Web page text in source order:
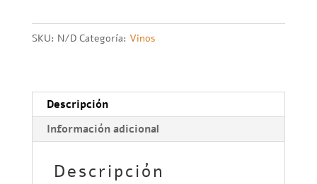
x6
cantidad
SKU: N/D Categoría: Vinos
Descripción
Información adicional
Descripción